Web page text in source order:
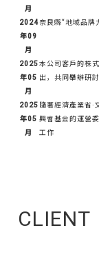
月
2024
年09
月
奈良縣“地域品牌
2025
年05
月
本公司客戶的株
出，共同舉辦研
2025
年05
月
隨著經濟產業省·
興會基金的運營
工作
CLIENT